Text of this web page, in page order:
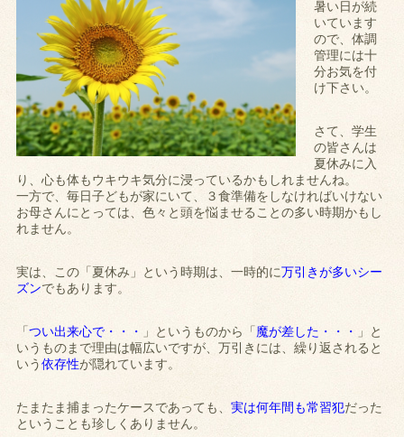
暑い日が続
いています
ので、体調
管理には十
分お気を付
け下さい。
さて、学生
の皆さんは
夏休みに入
り、心も体もウキウキ気分に浸っているかもしれませんね。
一方で、毎日子どもが家にいて、３食準備をしなければいけない
お母さんにとっては、色々と頭を悩ませることの多い時期かもし
れません。
実は、この「夏休み」という時期は、一時的に万引きが多いシー
ズンでもあります。
「つい出来心で・・・ 」というものから「 魔が差した・・・
」と
いうものまで理由は幅広いですが、万引きには、繰り返されると
いう依存性が隠れています。
たまたま捕まったケースであっても、実は何年間も常習犯だった
ということも珍しくありません。